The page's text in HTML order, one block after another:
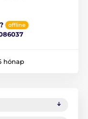
offline
hónap